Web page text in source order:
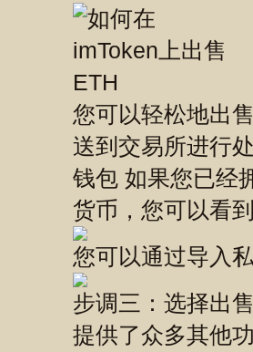
您可以轻松地出
送到交易所进行
钱包 如果您已经
货币，您可以看
您可以通过导入
步调三：选择出
提供了众多其他